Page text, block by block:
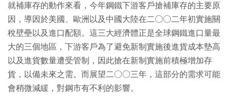
就補庫存的動作來看，今年鋼鐵下游客戶搶補庫存的主要原
因，導因於美國、歐洲以及中國大陸在二○○二年初實施關
稅壁壘以及進口配額。這三大經濟體正是全球鋼鐵進口量最
大的三個地區，下游客戶為了避免新制實施後進貨成本墊高
以及進貨數量遭受管制，因此搶在新制實施前積極增加存
貨，以備未來之需。而展望二○○三年，這部分的需求可能
會稍微減緩，對鋼市有不利的影響。